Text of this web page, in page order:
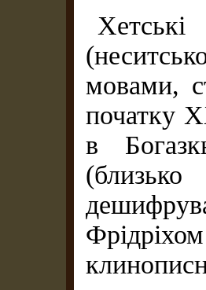
мовами,
початку
в